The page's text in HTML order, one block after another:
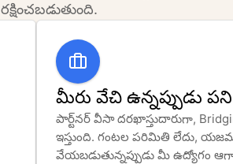
రక్షించబడుతుంది.
మీరు వేచి ఉన్నప్పుడు
పార్ట్‌నర్ వీసా దరఖాస్తుదారుగా, Bridging Visa A మీకు పూర్తి, అపరిమిత పని హక్కులను
ఇస్తుంది. గంటల పరిమితి లేదు, యజమానిపై
వేయబడుతున్నప్పుడు మీ ఉద్యోగం